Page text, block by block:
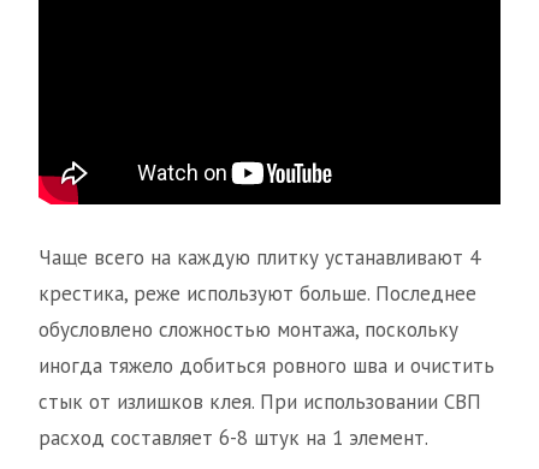
Чаще всего на каждую плитку устанавливают 4
крестика, реже используют больше. Последнее
обусловлено сложностью монтажа, поскольку
иногда тяжело добиться ровного шва и очистить
стык от излишков клея. При использовании СВП
расход составляет 6-8 штук на 1 элемент.